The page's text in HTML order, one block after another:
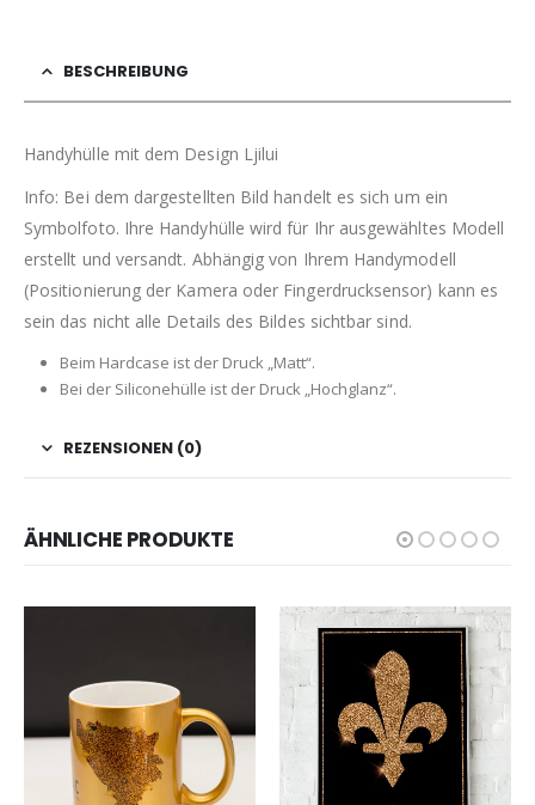
BESCHREIBUNG
Handyhülle mit dem Design Ljilui
Info: Bei dem dargestellten Bild handelt es sich um ein
Symbolfoto. Ihre Handyhülle wird für Ihr ausgewähltes Modell
erstellt und versandt. Abhängig von Ihrem Handymodell
(Positionierung der Kamera oder Fingerdrucksensor) kann es
sein das nicht alle Details des Bildes sichtbar sind.
Beim Hardcase ist der Druck „Matt“.
Bei der Siliconehülle ist der Druck „Hochglanz“.
REZENSIONEN (0)
ÄHNLICHE PRODUKTE